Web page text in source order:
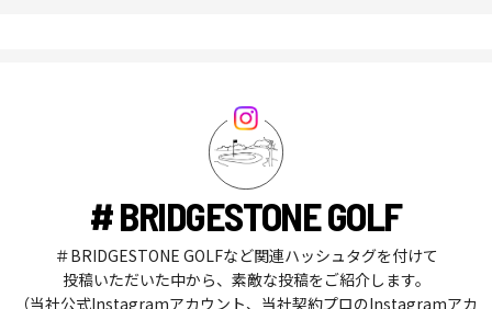
# BRIDGESTONE GOLF
＃BRIDGESTONE GOLFなど関連ハッシュタグを付けて
投稿いただいた中から、素敵な投稿をご紹介します。
（当社公式Instagramアカウント、当社契約プロのInstagramアカ